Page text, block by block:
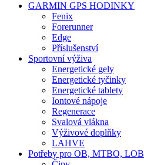
GARMIN GPS HODINKY
Fenix
Forerunner
Edge
Příslušenství
Sportovní výživa
Energetické gely
Energetické tyčinky
Energetické tablety
Iontové nápoje
Regenerace
Svalová vlákna
Výživové doplňky
LAHVE
Potřeby pro OB, MTBO, LOB